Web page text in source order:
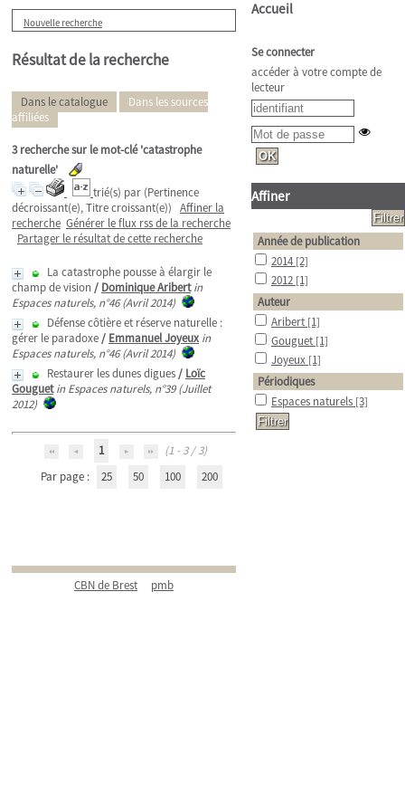
Nouvelle recherche
Résultat de la recherche
Dans le catalogue
Dans les sources
affiliées
3recherche sur le mot-clé'catastrophe
naturelle'
trié(s) par (Pertinence
décroissant(e), Titre croissant(e)) Affiner la
recherche Générer le flux rss de la recherche
Partager le résultat de cette recherche
La catastrophe pousse à élargir le
champ de vision / Dominique Aribert in
Espaces naturels, n°46 (Avril 2014)
Défense côtière et réserve naturelle :
gérer le paradoxe/ Emmanuel Joyeux in
Espaces naturels, n°46 (Avril 2014)
Restaurer les dunes digues/ Loïc
Gouguet in Espaces naturels, n°39 (Juillet
2012)
1
(1 - 3 / 3)
Par page :
25 50 100 200
CBN de Brest pmb
Accueil
Se connecter
accéder à votre compte de
lecteur
Affiner
Année de publication
2014 [2]
2012 [1]
Auteur
Aribert [1]
Gouguet [1]
Joyeux [1]
Périodiques
Espaces naturels [3]